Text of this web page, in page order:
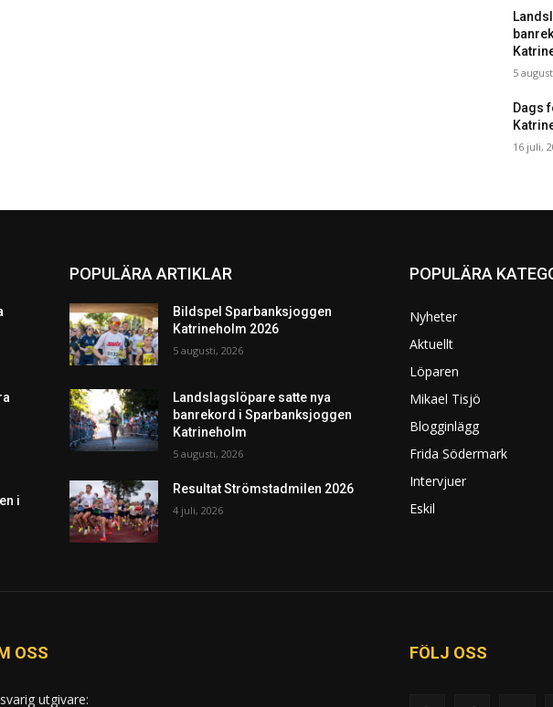
5
Dags
16 juli,
i
POPULÄRA ARTIKLAR
Bildspel Sparbanksjoggen
Katrineholm 2026
5 augusti, 2026
Landslagslöpare satte nya
banrekord i Sparbanksjoggen
Katrineholm
5 augusti, 2026
Resultat Strömstadmilen 2026
4 juli, 2026
POPULÄRA
Nyheter
Aktuellt
Löparen
Mikael Tisjö
Blogginlägg
Frida Södermark
Intervjuer
Eskil
OSS
utgivare:
FÖLJ OSS